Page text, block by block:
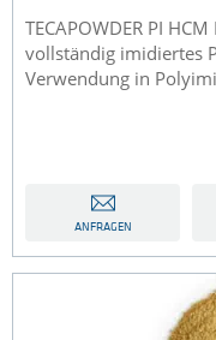
TECAPOWDER PI
vollständig imidiertes
Verwendung in
ANFRAGEN